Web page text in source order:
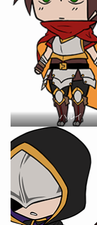
ハルイ